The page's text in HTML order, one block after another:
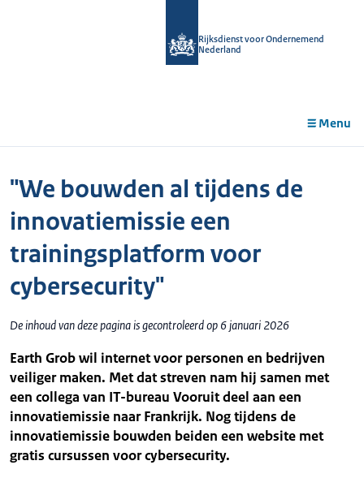
Rijksdienst voor Ondernemend
Nederland
Menu
"We bouwden al tijdens de
innovatiemissie een
trainingsplatform voor
cybersecurity"
De inhoud van deze pagina is gecontroleerd op 6 januari 2026
Earth Grob wil internet voor personen en bedrijven
veiliger maken. Met dat streven nam hij samen met
een collega van IT-bureau Vooruit deel aan een
innovatiemissie naar Frankrijk. Nog tijdens de
innovatiemissie bouwden beiden een website met
gratis cursussen voor cybersecurity.